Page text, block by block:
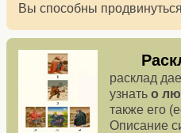
Вы способны
расклад
узнать о
также его
Описание